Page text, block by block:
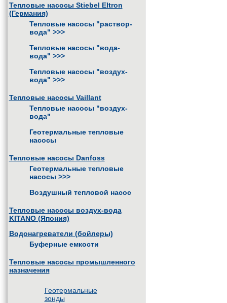
Тепловые насосы Stiebel Eltron
(Германия)
Тепловые насосы "раствор-
вода" >>>
Тепловые насосы "вода-
вода" >>>
Тепловые насосы "воздух-
вода" >>>
Тепловые насосы Vaillant
Тепловые насосы "воздух-
вода"
Геотермальные тепловые
насосы
Тепловые насосы Danfoss
Геотермальные тепловые
насосы >>>
Воздушный тепловой насос
Тепловые насосы воздух-вода
KITANO (Япония)
Водонагреватели (бойлеры)
Буферные емкости
Тепловые насосы промышленного
назначения
Геотермальные
зонды